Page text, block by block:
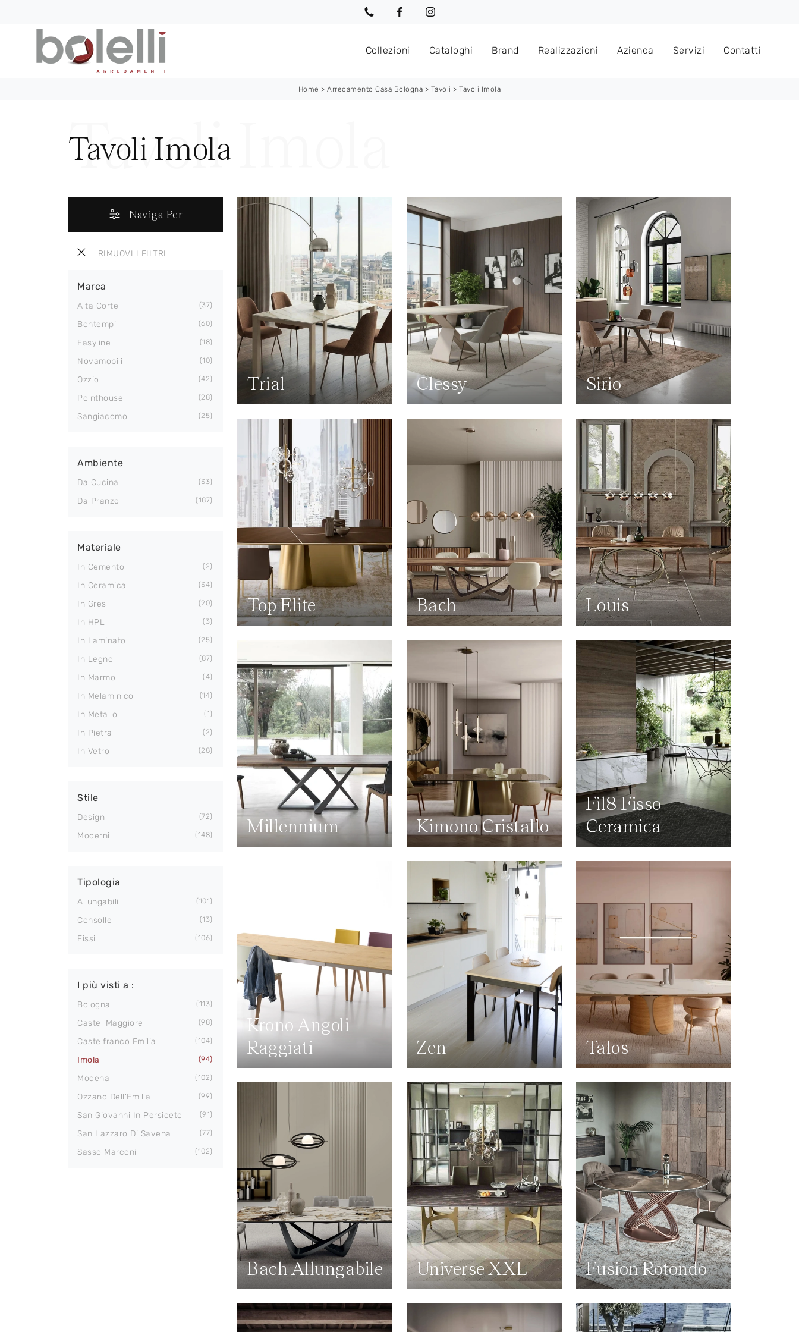
Collezioni Cataloghi Brand Realizzazioni Azienda Servizi Contatti
Home >Arredamento Casa Bologna > Tavoli >Tavoli Imola
Tavoli Imola
Naviga Per
RIMUOVI I FILTRI
Marca
Alta Corte 37
Bontempi 60
Easyline 18
Novamobili 10
Ozzio 42
Pointhouse 28
Sangiacomo 25
Ambiente
Da Cucina 33
Da Pranzo 187
Materiale
In Cemento 2
In Ceramica 34
In Gres 20
In HPL 3
In Laminato 25
In Legno 87
In Marmo 4
In Melaminico 14
In Metallo 1
In Pietra 2
In Vetro 28
Stile
Design 72
Moderni 148
Tipologia
Allungabili 101
Consolle 13
Fissi 106
I più visti a :
Bologna 113
Castel Maggiore 98
Castelfranco Emilia 104
Imola 94
Modena 102
Ozzano Dell'Emilia 99
San Giovanni In Persiceto 91
San Lazzaro Di Savena 77
Sasso Marconi 102
Trial Clessy Sirio
Top Elite Bach Louis
Millennium Kimono Cristallo
Fil8 Fisso
Ceramica
Krono Angoli
Raggiati
Zen Talos
Bach Allungabile Universe XXL Fusion Rotondo